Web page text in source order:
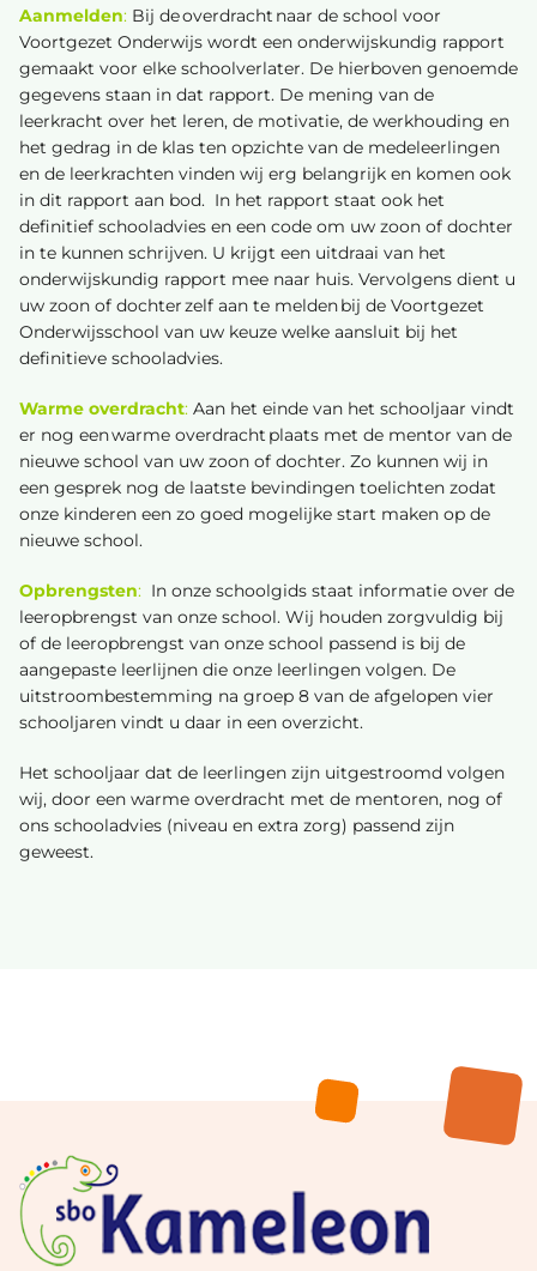
Aanmelden: Bij de overdracht naar de school voor
Voortgezet Onderwijs wordt een onderwijskundig rapport
gemaakt voor elke schoolverlater. De hierboven genoemde
gegevens staan in dat rapport. De mening van de
leerkracht over het leren, de motivatie, de werkhouding en
het gedrag in de klas ten opzichte van de medeleerlingen
en de leerkrachten vinden wij erg belangrijk en komen ook
in dit rapport aan bod. In het rapport staat ook het
definitief schooladvies en een code om uw zoon of dochter
in te kunnen schrijven. U krijgt een uitdraai van het
onderwijskundig rapport mee naar huis. Vervolgens dient u
uw zoon of dochter zelf aan te melden bij de Voortgezet
Onderwijsschool van uw keuze welke aansluit bij het
definitieve schooladvies.
Warme overdracht: Aan het einde van het schooljaar vindt
er nog een warme overdracht plaats met de mentor van de
nieuwe school van uw zoon of dochter. Zo kunnen wij in
een gesprek nog de laatste bevindingen toelichten zodat
onze kinderen een zo goed mogelijke start maken op de
nieuwe school.
Opbrengsten: In onze schoolgids staat informatie over de
leeropbrengst van onze school. Wij houden zorgvuldig bij
of de leeropbrengst van onze school passend is bij de
aangepaste leerlijnen die onze leerlingen volgen. De
uitstroombestemming na groep 8 van de afgelopen vier
schooljaren vindt u daar in een overzicht.
Het schooljaar dat de leerlingen zijn uitgestroomd volgen
wij, door een warme overdracht met de mentoren, nog of
ons schooladvies (niveau en extra zorg) passend zijn
geweest.